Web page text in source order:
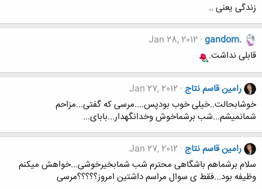
زندگی یعنی ..
gandom.
Jan 28, 2012
قابلی نداشت.
رامین قاسم نتاج Jan 27, 2012
خوشابحالت..خیلی خوب بودپس....مرسی که گفتی...مزاحم
شمانمیشم...شب برشماخوش وخدانگهدار...بابای...
رامین قاسم نتاج Jan 27, 2012
سلام برشماهم باشگاهی محترم شب شمابخیرخوشی...خواهش میکنم
وظیفه بود...فقط ی سوال مراسم داشتین امروز؟؟؟؟؟مرسی